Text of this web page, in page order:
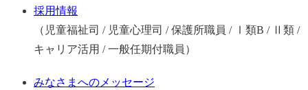
採用情報
（児童福祉司 / 児童心理司 / 保護所職員 / Ⅰ類B / Ⅱ類 /
キャリア活用 / 一般任期付職員）
みなさまへのメッセージ